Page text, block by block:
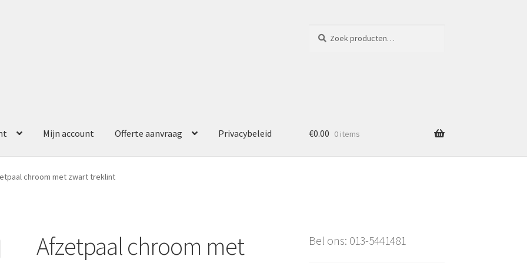
naar:
Mijn account Offerte aanvraag Privacybeleid
Offerte aanvraag Privacybeleid
€0.00 0 items
chroom met zwart treklint
Afzetpaal chroom met
Bel ons: 013-5441481